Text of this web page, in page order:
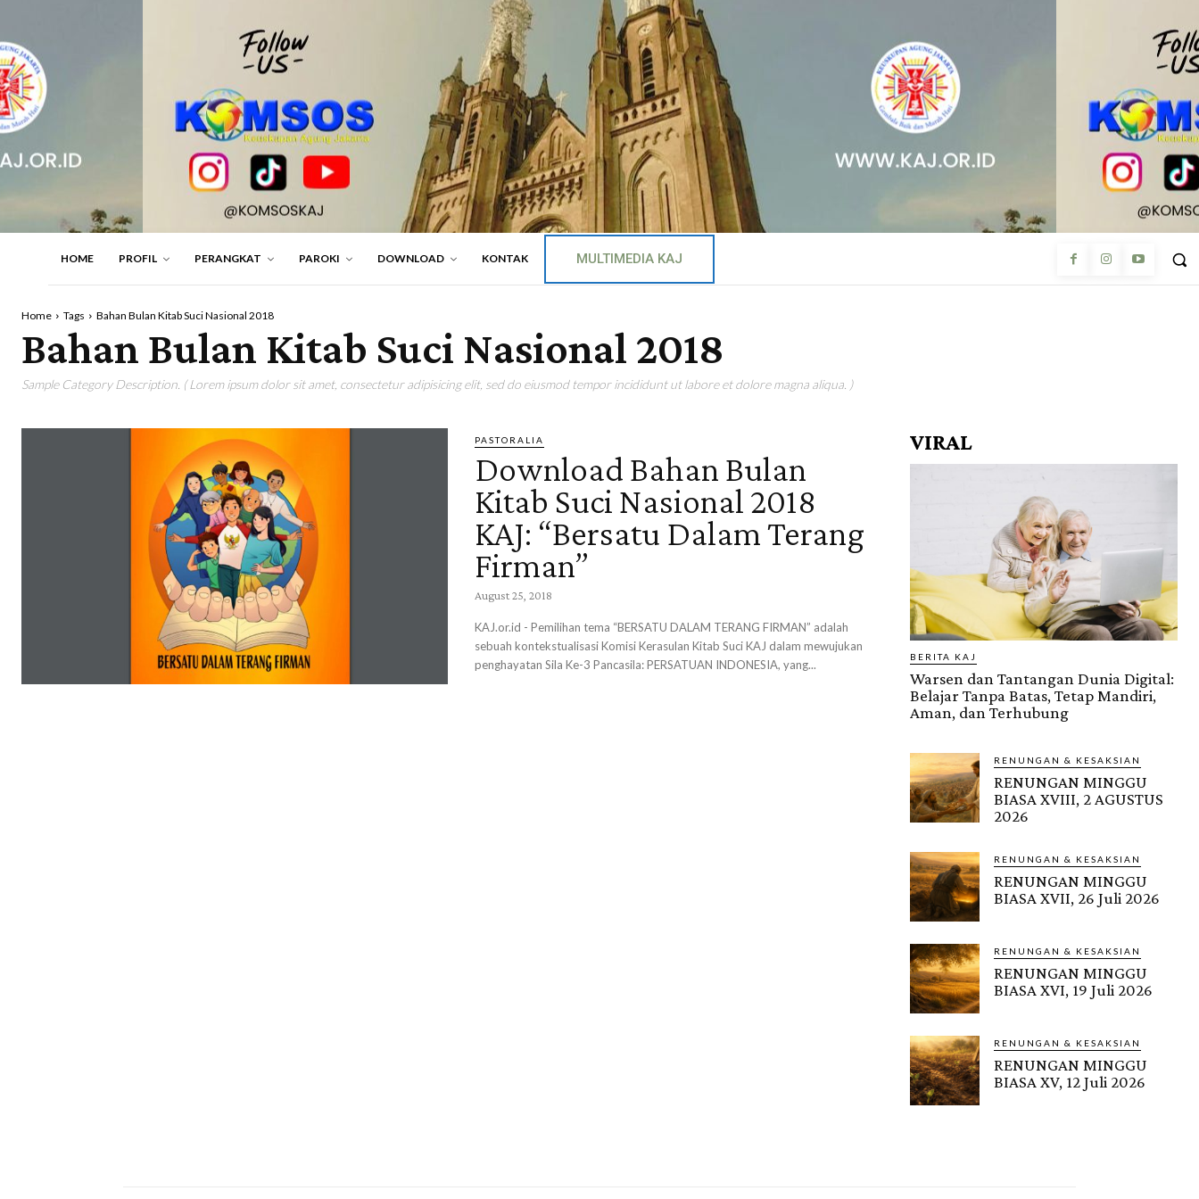
HOME PROFIL PERANGKAT PAROKI DOWNLOAD KONTAK MULTIMEDIA KAJ
Home Tags Bahan Bulan Kitab Suci Nasional 2018
Bahan Bulan Kitab Suci Nasional 2018
Sample Category Description. ( Lorem ipsum dolor sit amet, consectetur adipisicing elit, sed do eiusmod tempor incididunt ut labore et dolore magna aliqua. )
PASTORALIA
Download Bahan Bulan
Kitab Suci Nasional 2018
KAJ: “Bersatu Dalam Terang
Firman”
August 25, 2018
KAJ.or.id - Pemilihan tema “BERSATU DALAM TERANG FIRMAN” adalah
sebuah kontekstualisasi Komisi Kerasulan Kitab Suci KAJ dalam mewujukan
penghayatan Sila Ke-3 Pancasila: PERSATUAN INDONESIA, yang...
VIRAL
BERITA KAJ
Warsen dan Tantangan Dunia Digital:
Belajar Tanpa Batas, Tetap Mandiri,
Aman, dan Terhubung
RENUNGAN & KESAKSIAN
RENUNGAN MINGGU
BIASA XVIII, 2 AGUSTUS
2026
RENUNGAN & KESAKSIAN
RENUNGAN MINGGU
BIASA XVII, 26 Juli 2026
RENUNGAN & KESAKSIAN
RENUNGAN MINGGU
BIASA XVI, 19 Juli 2026
RENUNGAN & KESAKSIAN
RENUNGAN MINGGU
BIASA XV, 12 Juli 2026